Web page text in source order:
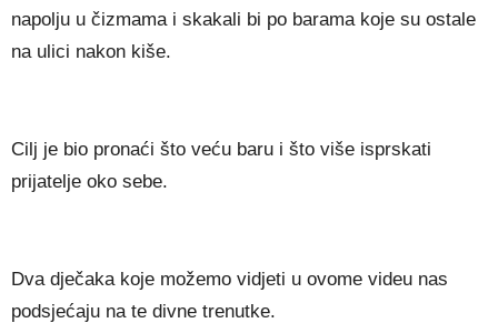
napolju u čizmama i skakali bi po barama koje su ostale
na ulici nakon kiše.
Cilj je bio pronaći što veću baru i što više isprskati
prijatelje oko sebe.
Dva dječaka koje možemo vidjeti u ovome videu nas
podsjećaju na te divne trenutke.